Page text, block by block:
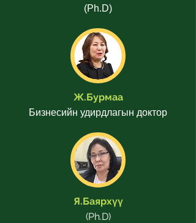
(Ph.D)
Ж.Бурмаа
Бизнесийн удирдлагын доктор
Я.Баярхүү
(Ph.D)